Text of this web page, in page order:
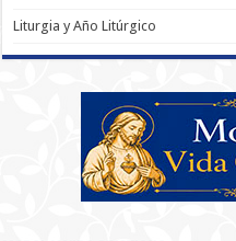
Liturgia y Año Litúrgico